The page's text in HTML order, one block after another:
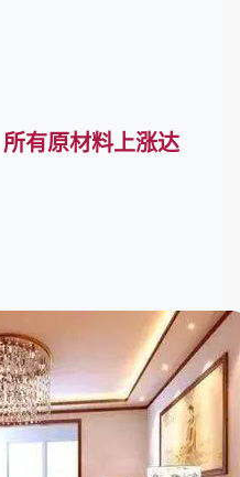
有原材料上涨达